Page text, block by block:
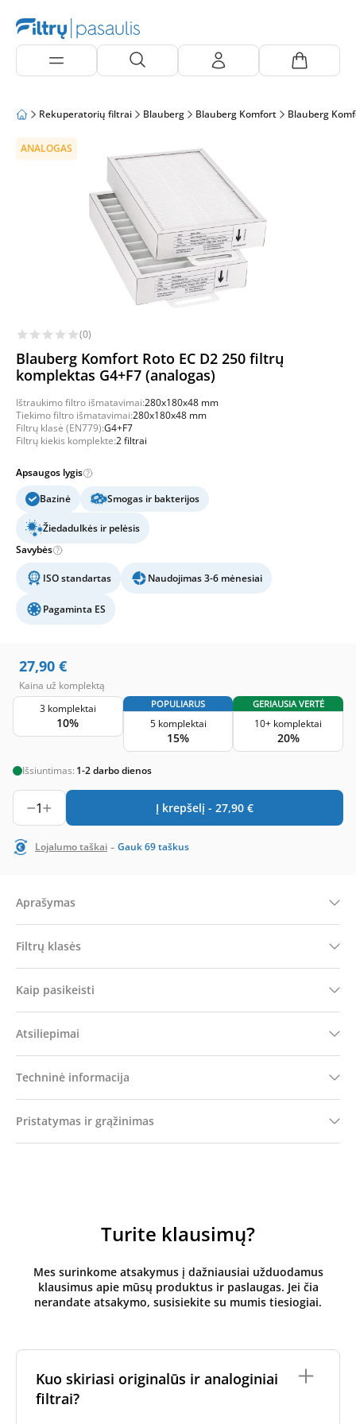
Rekuperatorių filtrai Blauberg Blauberg Komfort Blauberg
ANALOGAS
(0)
Blauberg Komfort Roto EC D2 250 filtrų
komplektas G4+F7 (analogas)
Ištraukimo filtro išmatavimai:280x180x48 mm
Tiekimo filtro išmatavimai:280x180x48 mm
Filtrų klasė (EN779):G4+F7
Filtrų kiekis komplekte:2 filtrai
Apsaugos lygis
Bazinė
Smogas ir bakterijos
Žiedadulkės ir pelėsis
Savybės
ISO standartas Naudojimas 3-6 mėnesiai
Pagaminta ES
27,90 €
Kaina už komplektą
3 komplektai
10%
POPULIARUS
5 komplektai
15%
GERIAUSIA VERTĖ
10+ komplektai
20%
Išsiuntimas: 1-2 darbo dienos
1 Į krepšelį - 27,90 €
Lojalumo taškai - Gauk69taškus
Aprašymas
Filtrų klasės
Kaip pasikeisti
Atsiliepimai
Techninė informacija
Pristatymas ir grąžinimas
Turite klausimų?
Mes surinkome atsakymus į dažniausiai užduodamus
klausimus apie mūsų produktus ir paslaugas. Jei čia
nerandate atsakymo, susisiekite su mumis tiesiogiai.
Kuo skiriasi originalūs ir analoginiai
filtrai?